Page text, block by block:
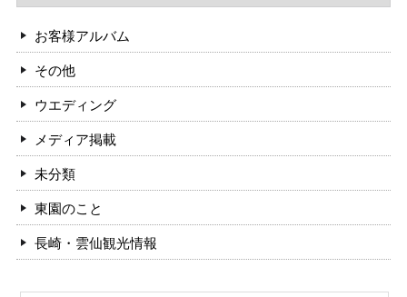
お客様アルバム
その他
ウエディング
メディア掲載
未分類
東園のこと
長崎・雲仙観光情報